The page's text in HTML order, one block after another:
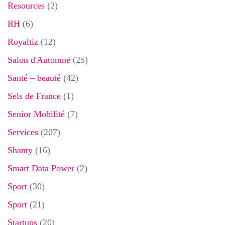
Resources (2)
RH (6)
Royaltiz (12)
Salon d'Automne (25)
Santé – beauté (42)
Sels de France (1)
Senior Mobilité (7)
Services (207)
Shanty (16)
Smart Data Power (2)
Sport (30)
Sport (21)
Startups (20)